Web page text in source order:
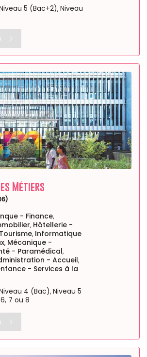
5 (Bac+2), Niveau
Métiers
- Finance,
, Hôtellerie -
, Informatique
, Mécanique -
- Paramédical,
- Accueil,
- Services à la
4 (Bac), Niveau 5
7 ou 8